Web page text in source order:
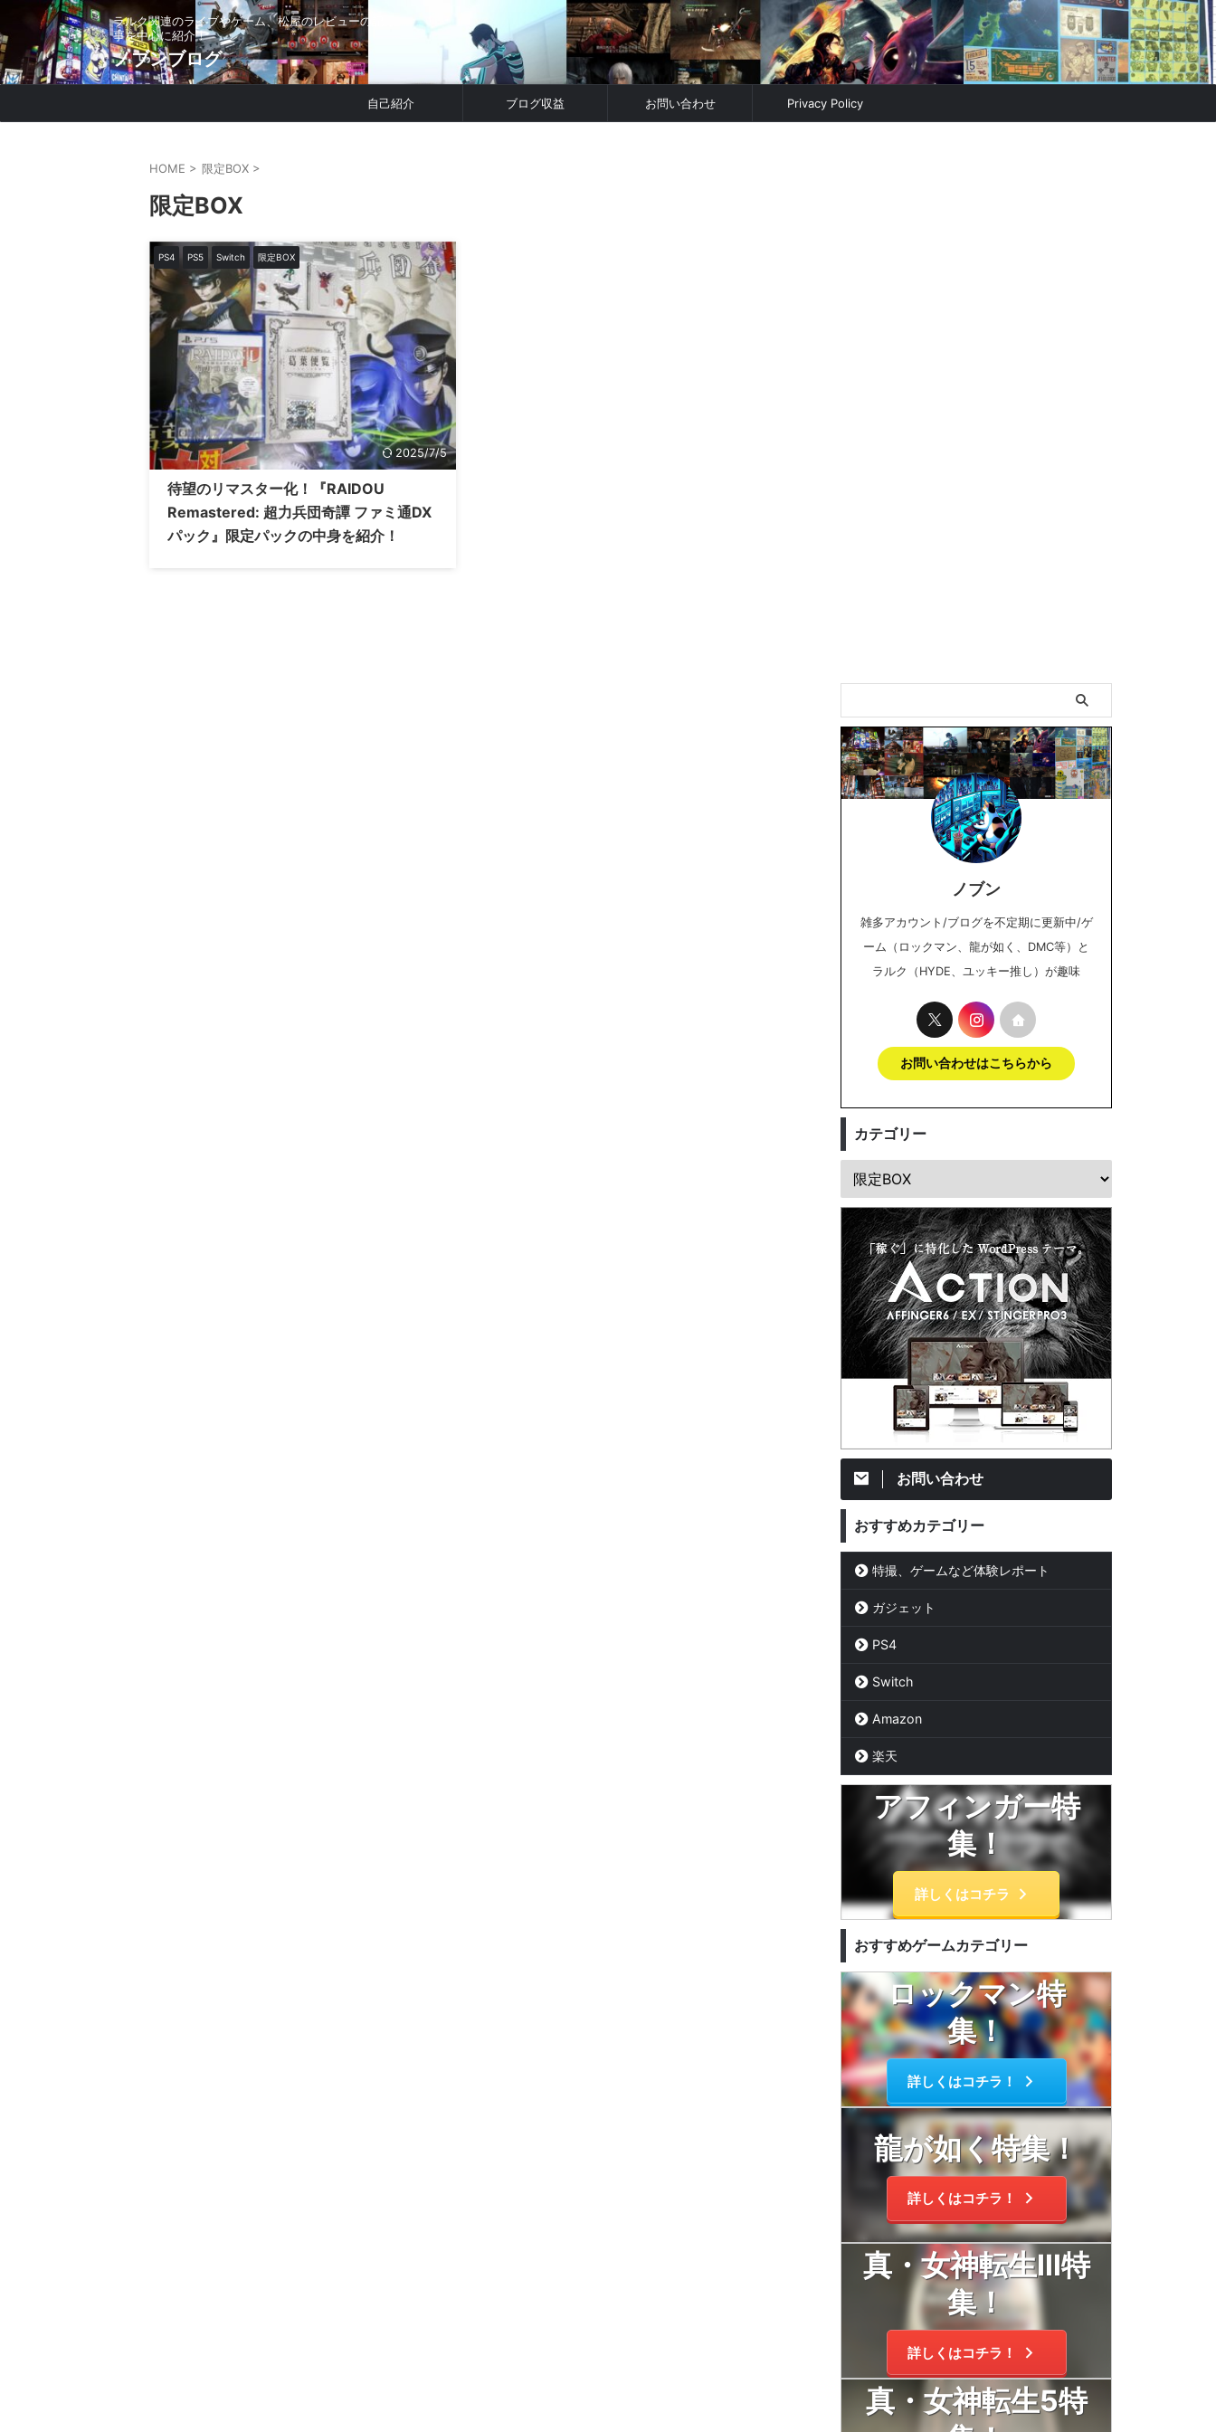
ラルク関連のライブやゲーム、松屋のレビューの記
事を中心に紹介！
ノブンブログ
自己紹介 ブログ収益 お問い合わせ Privacy Policy
HOME > 限定BOX >
限定BOX
PS4 PS5 Switch 限定BOX
2025/7/5
待望のリマスター化！『RAIDOU
Remastered: 超力兵団奇譚 ファミ通DX
パック』限定パックの中身を紹介！
ノブン
雑多アカウント/ブログを不定期に更新中/ゲ
ーム（ロックマン、龍が如く、DMC等）と
ラルク（HYDE、ユッキー推し）が趣味
お問い合わせはこちらから
カテゴリー
お問い合わせ
おすすめカテゴリー
特撮、ゲームなど体験レポート
ガジェット
PS4
Switch
Amazon
楽天
アフィンガー特
集！
詳しくはコチラ
おすすめゲームカテゴリー
ロックマン特
集！
詳しくはコチラ！
龍が如く特集！
詳しくはコチラ！
真・女神転生Ⅲ特
集！
詳しくはコチラ！
真・女神転生5特